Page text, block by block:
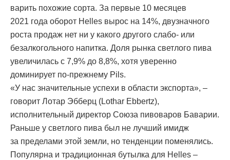
варить похожие сорта. За первые 10 месяцев
2021 года оборот Helles вырос на 14%, двузначного
роста продаж нет ни у какого другого слабо- или
безалкогольного напитка. Доля рынка светлого пива
увеличилась с 7,9% до 8,8%, хотя уверенно
доминирует по-прежнему Pils.
«У нас значительные успехи в области экспорта», –
говорит Лотар Эбберц (Lothar Ebbertz),
исполнительный директор Союза пивоваров Баварии.
Раньше у светлого пива был не лучший имидж
за пределами этой земли, но тенденции поменялись.
Популярна и традиционная бутылка для Helles –